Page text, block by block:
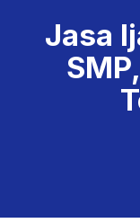
Jasa